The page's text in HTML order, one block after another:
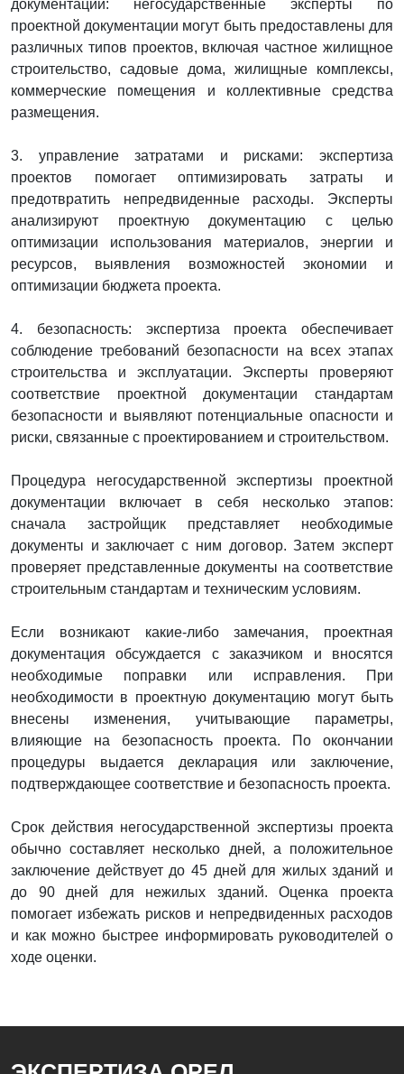
документации: негосударственные эксперты по
проектной документации могут быть предоставлены для
различных типов проектов, включая частное жилищное
строительство, садовые дома, жилищные комплексы,
коммерческие помещения и коллективные средства
размещения.
3. управление затратами и рисками: экспертиза
проектов помогает оптимизировать затраты и
предотвратить непредвиденные расходы. Эксперты
анализируют проектную документацию с целью
оптимизации использования материалов, энергии и
ресурсов, выявления возможностей экономии и
оптимизации бюджета проекта.
4. безопасность: экспертиза проекта обеспечивает
соблюдение требований безопасности на всех этапах
строительства и эксплуатации. Эксперты проверяют
соответствие проектной документации стандартам
безопасности и выявляют потенциальные опасности и
риски, связанные с проектированием и строительством.
Процедура негосударственной экспертизы проектной
документации включает в себя несколько этапов:
сначала застройщик представляет необходимые
документы и заключает с ним договор. Затем эксперт
проверяет представленные документы на соответствие
строительным стандартам и техническим условиям.
Если возникают какие-либо замечания, проектная
документация обсуждается с заказчиком и вносятся
необходимые поправки или исправления. При
необходимости в проектную документацию могут быть
внесены изменения, учитывающие параметры,
влияющие на безопасность проекта. По окончании
процедуры выдается декларация или заключение,
подтверждающее соответствие и безопасность проекта.
Срок действия негосударственной экспертизы проекта
обычно составляет несколько дней, а положительное
заключение действует до 45 дней для жилых зданий и
до 90 дней для нежилых зданий. Оценка проекта
помогает избежать рисков и непредвиденных расходов
и как можно быстрее информировать руководителей о
ходе оценки.